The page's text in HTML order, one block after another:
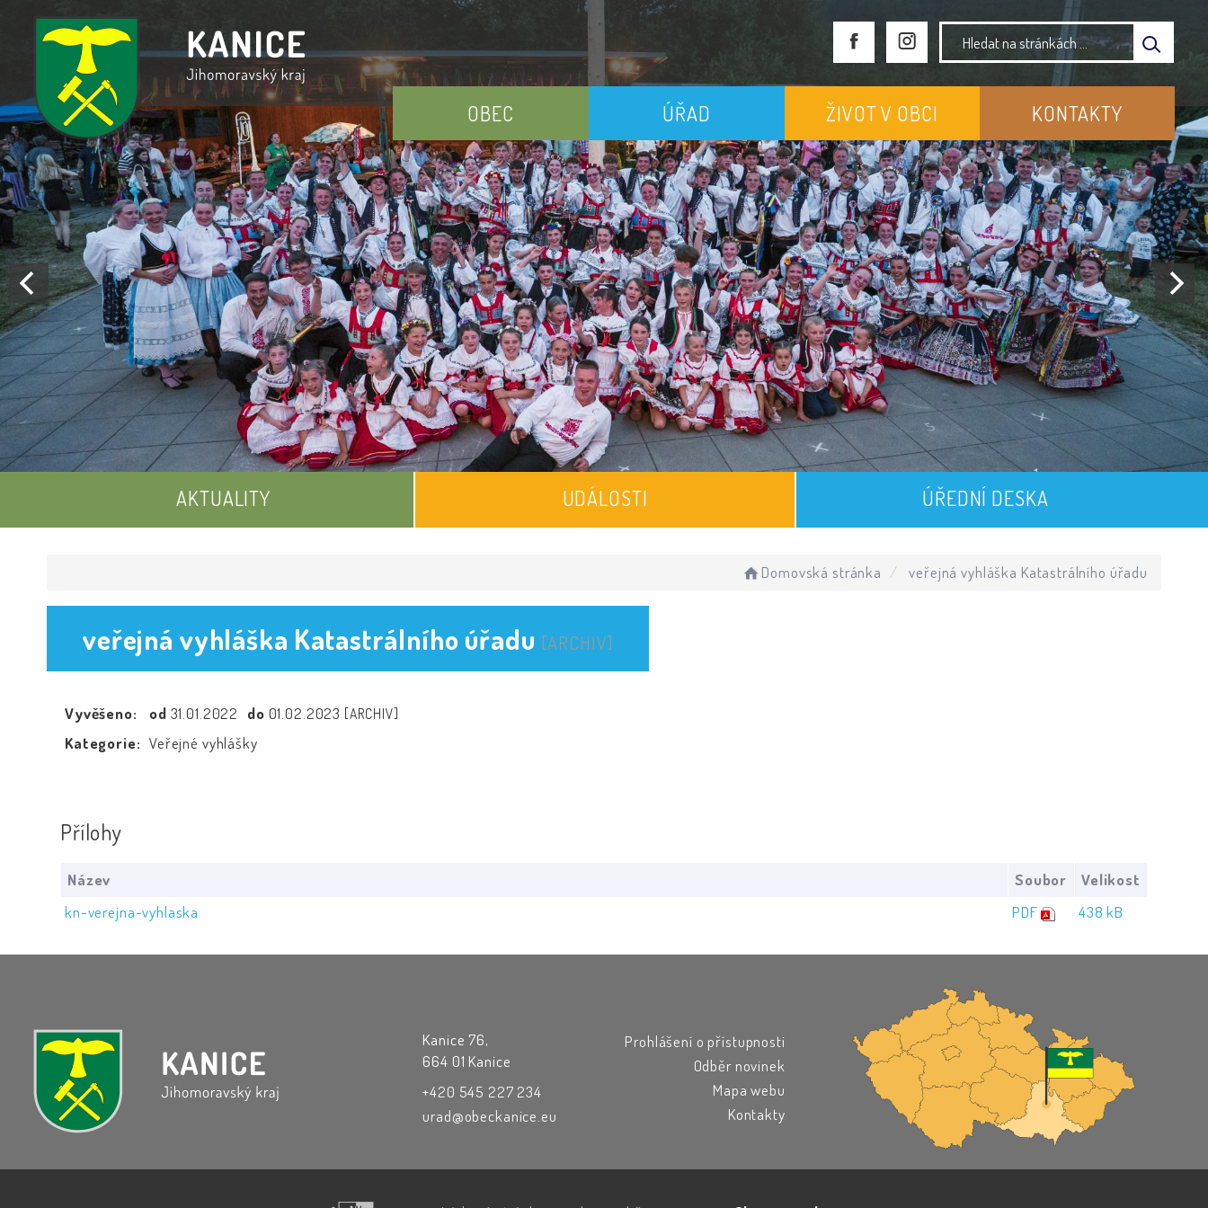
OBEC ÚŘAD ŽIVOT V OBCI KONTAKTY
AKTUALITY UDÁLOSTI ÚŘEDNÍ DESKA
Domovská stránka veřejná vyhláška Katastrálního úřadu
veřejná vyhláška Katastrálního úřadu [ARCHIV]
Vyvěšeno: od 31.01.2022 do 01.02.2023 [ARCHIV]
Kategorie: Veřejné vyhlášky
Přílohy
Název Soubor
Velikost
kn-verejna-vyhlaska
PDF 438 kB
Kanice 76,
664 01 Kanice
+420 545 227 234
urad@obeckanice.eu
Prohlášení o přístupnosti
Odběr novinek
Mapa webu
Kontakty